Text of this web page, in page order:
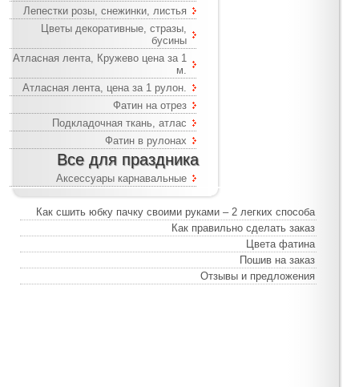
Лепестки розы, снежинки, листья
Цветы декоративные, стразы,
бусины
Атласная лента, Кружево цена за 1
м.
Атласная лента, цена за 1 рулон.
Фатин на отрез
Подкладочная ткань, атлас
Фатин в рулонах
Все для праздника
Аксессуары карнавальные
Как сшить юбку пачку своими руками – 2 легких способа
Как правильно сделать заказ
Цвета фатина
Пошив на заказ
Отзывы и предложения